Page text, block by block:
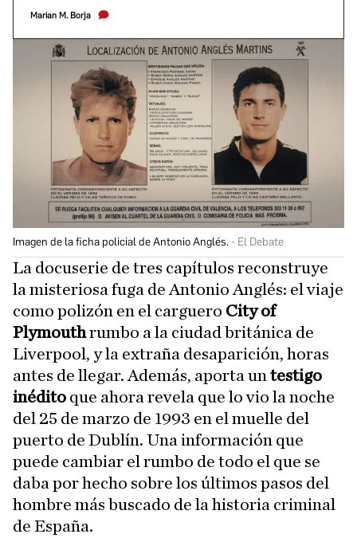
Marian M. Borja
Imagen de la ficha policial de Antonio Anglés. El Debate
La docuserie de tres capítulos reconstruye
la misteriosa fuga de Antonio Anglés: el viaje
como polizón en el carguero City of
Plymouthrumbo a la ciudad británica de
Liverpool, y la extraña desaparición, horas
antes de llegar. Además, aporta un testigo
inédito que ahora revela que lo vio la noche
del 25 de marzo de 1993 en el muelle del
puerto de Dublín. Una información que
puede cambiar el rumbo de todo el que se
daba por hecho sobre los últimos pasos del
hombre más buscado de la historia criminal
de España.